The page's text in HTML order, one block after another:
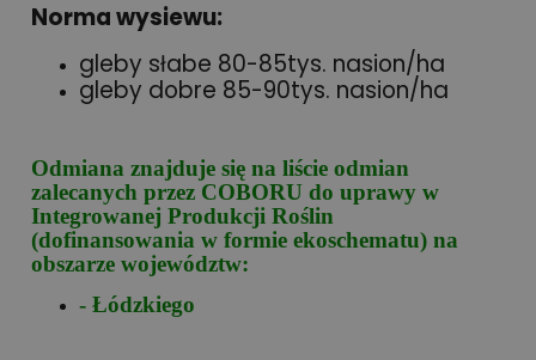
Norma wysiewu:
gleby słabe 80-85tys. nasion/ha
gleby dobre 85-90tys. nasion/ha
Odmiana znajduje się na liście odmian
zalecanych przez COBORU do uprawy w
Integrowanej Produkcji Roślin
(dofinansowania w formie ekoschematu) na
obszarze województw:
- Łódzkiego